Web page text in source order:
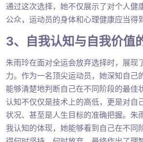
通过这次选择，她不仅展示了对个人健
公众，运动员的身体和心理健康应当得
3、自我认知与自我价值
朱雨玲在面对全运会放弃选择时，展现
力。作为一名顶尖运动员，她深知自己
能够清楚地判断自己在不同阶段的最佳
认知不仅仅是技术上的高低，更是对自
状况、甚至是人生目标的准确把握。朱
我认知的体现，她能够看到自己在不同